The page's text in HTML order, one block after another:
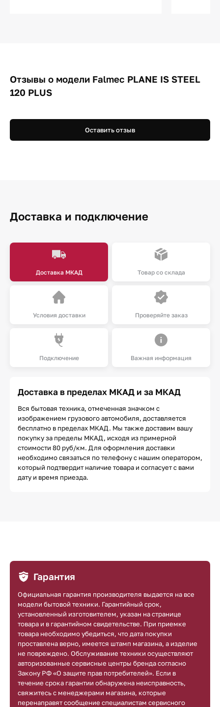
Отзывы о модели Falmec PLANE IS STEEL
120 PLUS
Оставить отзыв
Доставка и подключение
Доставка МКАД Товар со склада
Условия доставки Проверяйте заказ
Подключение Важная информация
Доставка в пределах МКАД и за МКАД
Вся бытовая техника, отмеченная значком с
изображением грузового автомобиля, доставляется
бесплатно в пределах МКАД. Мы также доставим вашу
покупку за пределы МКАД, исходя из примерной
стоимости 80 руб/км. Для оформления доставки
необходимо связаться по телефону с нашим оператором,
который подтвердит наличие товара и согласует с вами
дату и время приезда.
Гарантия
Официальная гарантия производителя выдается на все
модели бытовой техники. Гарантийный срок,
установленный изготовителем, указан на странице
товара и в гарантийном свидетельстве. При приемке
товара необходимо убедиться, что дата покупки
проставлена верно, имеется штамп магазина, а изделие
не повреждено. Обслуживание техники осуществляют
авторизованные сервисные центры бренда согласно
Закону РФ «О защите прав потребителей». Если в
течение срока гарантии обнаружена неисправность,
свяжитесь с менеджерами магазина, которые
перенаправят сообщение специалистам сервисного